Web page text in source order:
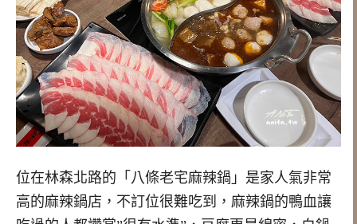
位在林森北路的「八條老宅麻辣鍋」是家人氣非常
高的麻辣鍋店，不訂位很難吃到，麻辣鍋的鴨血讓